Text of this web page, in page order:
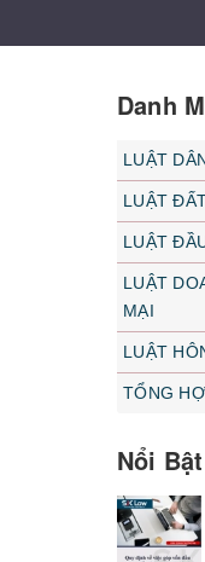
Danh
LUẬT
LUẬT
LUẬT
LUẬT
MẠI
LUẬT
TỔNG
Nổi Bật